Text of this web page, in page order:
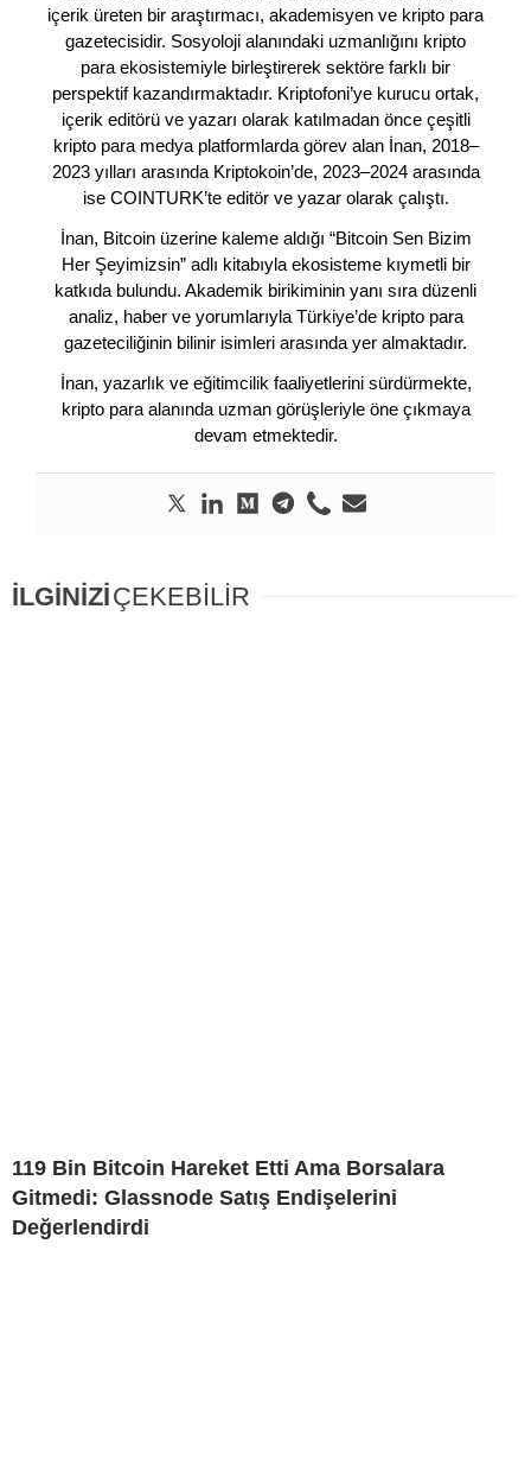
içerik üreten bir araştırmacı, akademisyen ve kripto para
gazetecisidir. Sosyoloji alanındaki uzmanlığını kripto
para ekosistemiyle birleştirerek sektöre farklı bir
perspektif kazandırmaktadır. Kriptofoni’ye kurucu ortak,
içerik editörü ve yazarı olarak katılmadan önce çeşitli
kripto para medya platformlarda görev alan İnan, 2018–
2023 yılları arasında Kriptokoin’de, 2023–2024 arasında
ise COINTURK’te editör ve yazar olarak çalıştı.
İnan, Bitcoin üzerine kaleme aldığı “Bitcoin Sen Bizim
Her Şeyimizsin” adlı kitabıyla ekosisteme kıymetli bir
katkıda bulundu. Akademik birikiminin yanı sıra düzenli
analiz, haber ve yorumlarıyla Türkiye’de kripto para
gazeteciliğinin bilinir isimleri arasında yer almaktadır.
İnan, yazarlık ve eğitimcilik faaliyetlerini sürdürmekte,
kripto para alanında uzman görüşleriyle öne çıkmaya
devam etmektedir.
İLGİNİZİÇEKEBİLİR
119 Bin Bitcoin Hareket Etti Ama Borsalara
Gitmedi: Glassnode Satış Endişelerini
Değerlendirdi